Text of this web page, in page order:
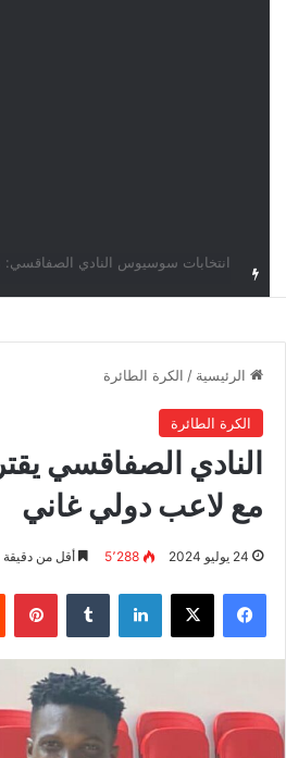
الرئيسية / الكرة الطائرة
الكرة الطائرة
النادي الصفاقسي
مع لاعب دولي غاني
24 يوليو 2024 5٬288 أقل من دقيقة
فيسبوك ‫X لينكدإن